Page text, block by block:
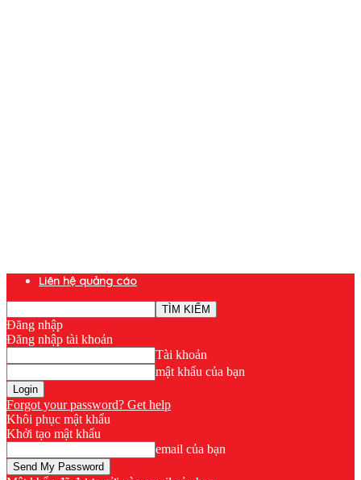
Liên hệ quảng cáo
Đăng nhập
Đăng nhập tài khoản
Tài khoản
mật khẩu của bạn
Forgot your password? Get help
Khôi phục mật khẩu
Khởi tạo mật khẩu
email của bạn